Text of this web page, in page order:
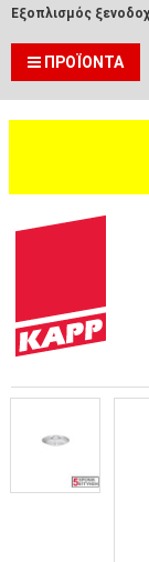
Εξοπλισμός
ΠΡΟΪΌΝΤΑ